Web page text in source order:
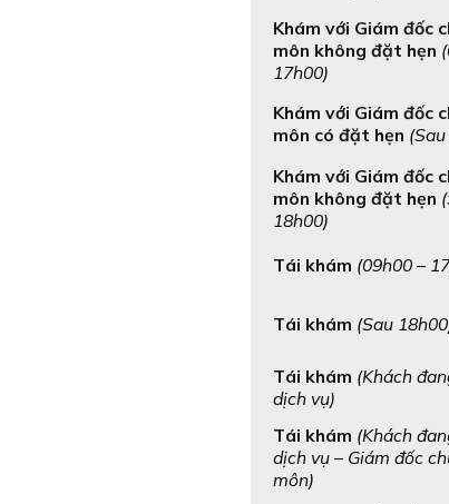
Khám với Giám đốc
môn không đặt hẹn
17h00)
Khám với Giám đốc
môn có đặt hẹn
Khám với Giám đốc
môn không đặt hẹn
18h00)
Tái khám (09h00 –
Tái khám (Sau
Tái khám (Khách
dịch vụ)
Tái khám (Khách
dịch vụ – Giám đốc
môn)